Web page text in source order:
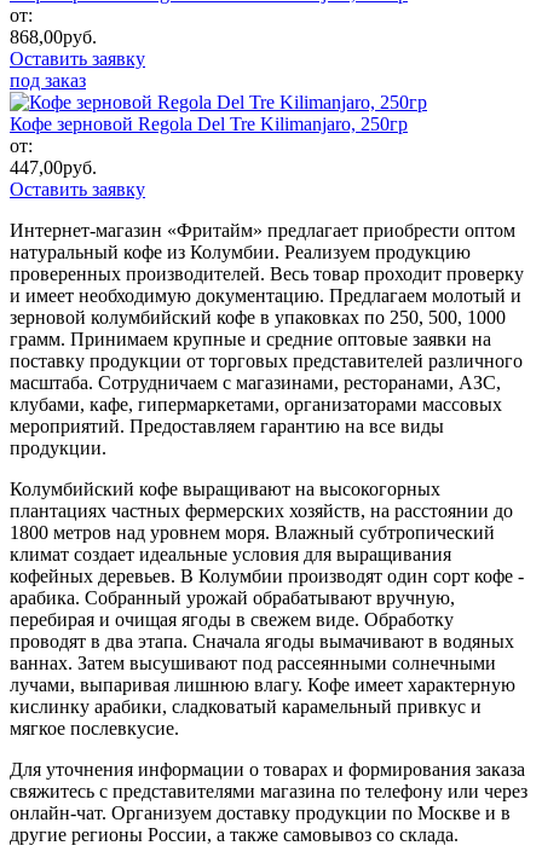
от:
868,00руб.
Оставить заявку
под заказ
Кофе зерновой Regola Del Tre Kilimanjaro, 250гр
от:
447,00руб.
Оставить заявку
Интернет-магазин «Фритайм» предлагает приобрести оптом
натуральный кофе из Колумбии. Реализуем продукцию
проверенных производителей. Весь товар проходит проверку
и имеет необходимую документацию. Предлагаем молотый и
зерновой колумбийский кофе в упаковках по 250, 500, 1000
грамм. Принимаем крупные и средние оптовые заявки на
поставку продукции от торговых представителей различного
масштаба. Сотрудничаем с магазинами, ресторанами, АЗС,
клубами, кафе, гипермаркетами, организаторами массовых
мероприятий. Предоставляем гарантию на все виды
продукции.
Колумбийский кофе выращивают на высокогорных
плантациях частных фермерских хозяйств, на расстоянии до
1800 метров над уровнем моря. Влажный субтропический
климат создает идеальные условия для выращивания
кофейных деревьев. В Колумбии производят один сорт кофе -
арабика. Собранный урожай обрабатывают вручную,
перебирая и очищая ягоды в свежем виде. Обработку
проводят в два этапа. Сначала ягоды вымачивают в водяных
ваннах. Затем высушивают под рассеянными солнечными
лучами, выпаривая лишнюю влагу. Кофе имеет характерную
кислинку арабики, сладковатый карамельный привкус и
мягкое послевкусие.
Для уточнения информации о товарах и формирования заказа
свяжитесь с представителями магазина по телефону или через
онлайн-чат. Организуем доставку продукции по Москве и в
другие регионы России, а также самовывоз со склада.